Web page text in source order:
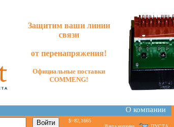
Защитим ваши линии
связи
от перенапряжения!
Официальные поставки
COMMENG!
О компании
$=82,1665